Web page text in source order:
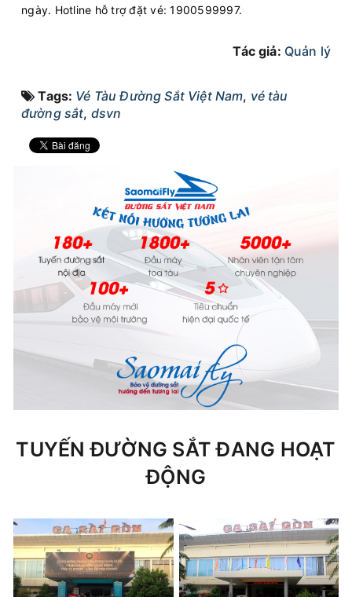
ngày. Hotline hỗ trợ đặt vé: 1900599997.
Tác giả: Quản lý
Tags: Vé Tàu Đường Sắt Việt Nam, vé tàu
đường sắt, dsvn
TUYẾN ĐƯỜNG SẮT ĐANG HOẠT
ĐỘNG